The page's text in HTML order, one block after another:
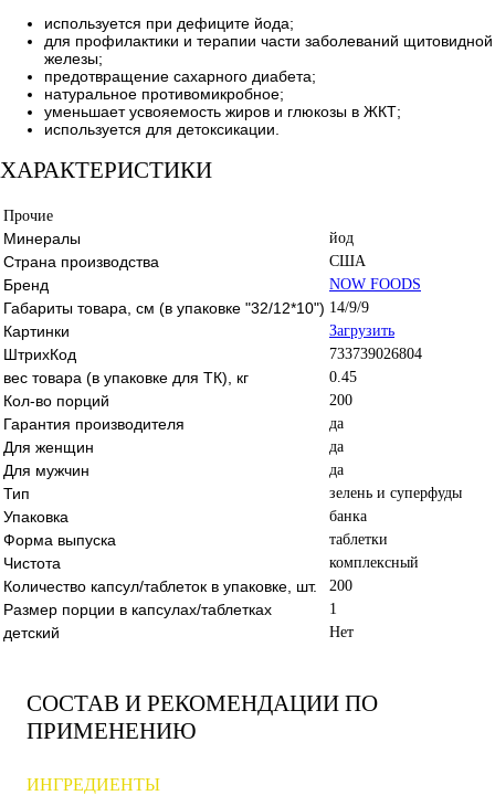
используется при дефиците йода;
для профилактики и терапии части заболеваний щитовидной
железы;
предотвращение сахарного диабета;
натуральное противомикробное;
уменьшает усвояемость жиров и глюкозы в ЖКТ;
используется для детоксикации.
ХАРАКТЕРИСТИКИ
Прочие
Минералы йод
Страна производства США
Бренд NOW FOODS
Габариты товара, см (в упаковке "32/12*10") 14/9/9
Картинки Загрузить
ШтрихКод 733739026804
вес товара (в упаковке для ТК), кг 0.45
Кол-во порций 200
Гарантия производителя да
Для женщин да
Для мужчин да
Тип зелень и суперфуды
Упаковка банка
Форма выпуска таблетки
Чистота комплексный
Количество капсул/таблеток в упаковке, шт. 200
Размер порции в капсулах/таблетках 1
детский Нет
СОСТАВ И РЕКОМЕНДАЦИИ ПО
ПРИМЕНЕНИЮ
ИНГРЕДИЕНТЫ